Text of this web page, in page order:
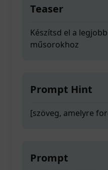
Teaser
Készítsd el a
műsorokhoz
Prompt Hint
[szöveg, amelyre
Prompt